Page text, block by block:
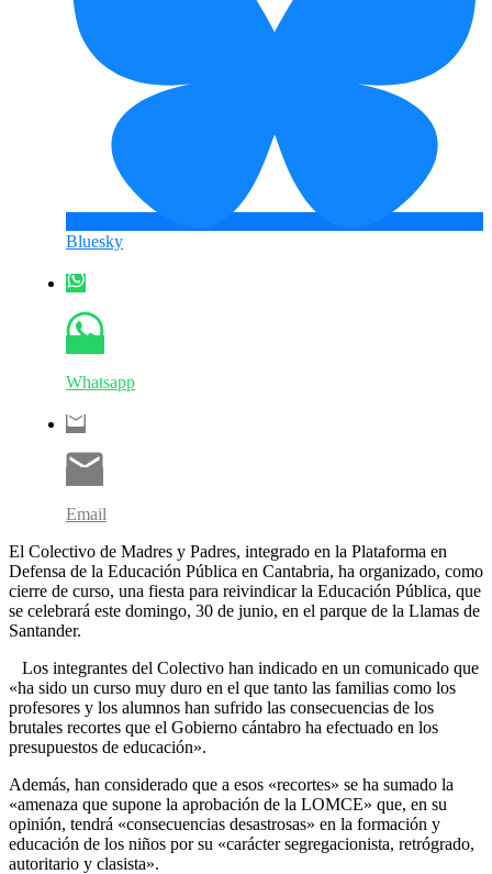
Bluesky
Whatsapp
Email
El Colectivo de Madres y Padres, integrado en la Plataforma en
Defensa de la Educación Pública en Cantabria, ha organizado, como
cierre de curso, una fiesta para reivindicar la Educación Pública, que
se celebrará este domingo, 30 de junio, en el parque de la Llamas de
Santander.
Los integrantes del Colectivo han indicado en un comunicado que
«ha sido un curso muy duro en el que tanto las familias como los
profesores y los alumnos han sufrido las consecuencias de los
brutales recortes que el Gobierno cántabro ha efectuado en los
presupuestos de educación».
Además, han considerado que a esos «recortes» se ha sumado la
«amenaza que supone la aprobación de la LOMCE» que, en su
opinión, tendrá «consecuencias desastrosas» en la formación y
educación de los niños por su «carácter segregacionista, retrógrado,
autoritario y clasista».